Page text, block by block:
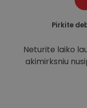
Pirkite
Neturite laiko
akimirksniu